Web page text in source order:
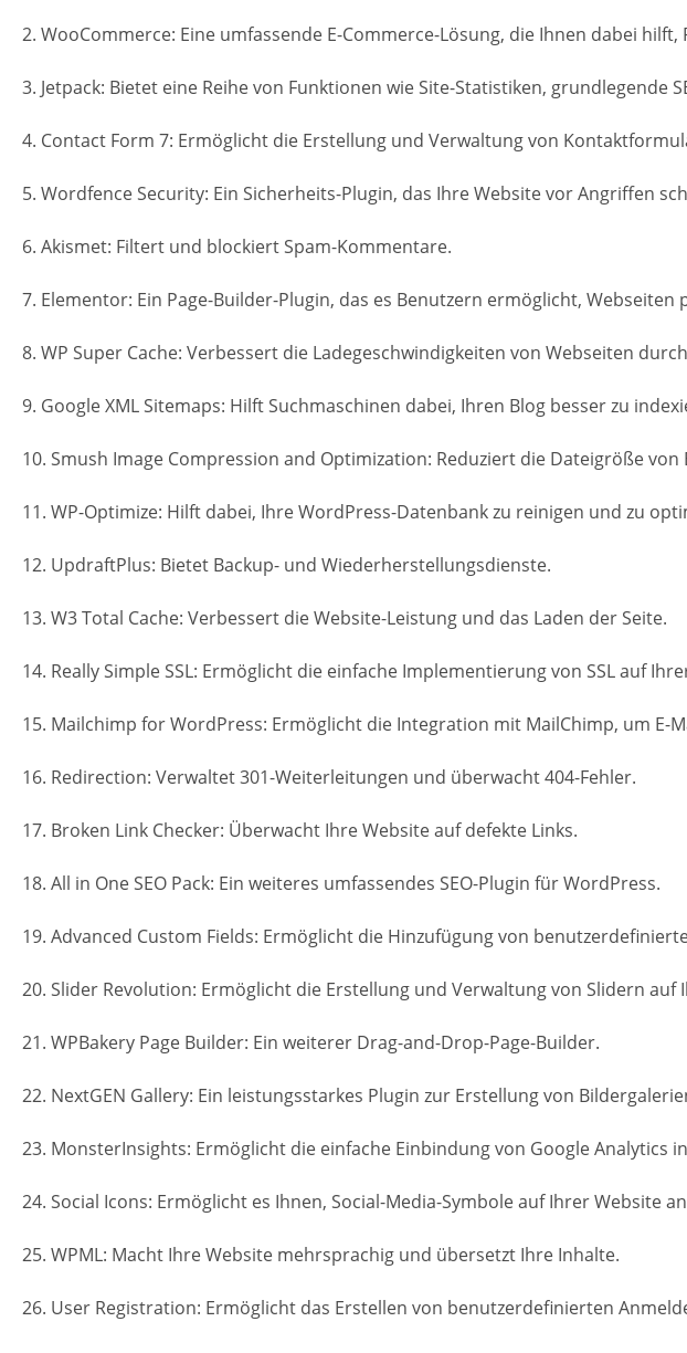
2. WooCommerce: Eine umfassende E-Commerce-Lösung, die Ihnen dabei
3. Jetpack: Bietet eine Reihe von Funktionen wie Site-Statistiken, grundlegende
4. Contact Form 7: Ermöglicht die Erstellung und Verwaltung von
5. Wordfence Security: Ein Sicherheits-Plugin, das Ihre Website vor Angriffen
6. Akismet: Filtert und blockiert Spam-Kommentare.
7. Elementor: Ein Page-Builder-Plugin, das es Benutzern ermöglicht,
8. WP Super Cache: Verbessert die Ladegeschwindigkeiten von Webseiten
9. Google XML Sitemaps: Hilft Suchmaschinen dabei, Ihren Blog besser zu
10. Smush Image Compression and Optimization: Reduziert die Dateigröße
11. WP-Optimize: Hilft dabei, Ihre WordPress-Datenbank zu reinigen und zu
12. UpdraftPlus: Bietet Backup- und Wiederherstellungsdienste.
13. W3 Total Cache: Verbessert die Website-Leistung und das Laden der Seite.
14. Really Simple SSL: Ermöglicht die einfache Implementierung von SSL auf
15. Mailchimp for WordPress: Ermöglicht die Integration mit MailChimp, um E-
16. Redirection: Verwaltet 301-Weiterleitungen und überwacht 404-Fehler.
17. Broken Link Checker: Überwacht Ihre Website auf defekte Links.
18. All in One SEO Pack: Ein weiteres umfassendes SEO-Plugin für WordPress.
19. Advanced Custom Fields: Ermöglicht die Hinzufügung von
20. Slider Revolution: Ermöglicht die Erstellung und Verwaltung von Slidern auf
21. WPBakery Page Builder: Ein weiterer Drag-and-Drop-Page-Builder.
22. NextGEN Gallery: Ein leistungsstarkes Plugin zur Erstellung von
23. MonsterInsights: Ermöglicht die einfache Einbindung von Google Analytics
24. Social Icons: Ermöglicht es Ihnen, Social-Media-Symbole auf Ihrer Website
25. WPML: Macht Ihre Website mehrsprachig und übersetzt Ihre Inhalte.
26. User Registration: Ermöglicht das Erstellen von benutzerdefinierten